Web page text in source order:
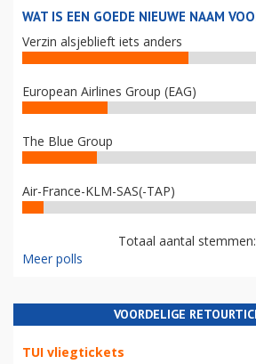
WAT IS EEN GOEDE NIEUWE NAAM
Verzin alsjeblieft iets anders
European Airlines Group (EAG)
The Blue Group
Air-France-KLM-SAS(-TAP)
Totaal aantal
Meer polls
VOORDELIGE
TUI vliegtickets